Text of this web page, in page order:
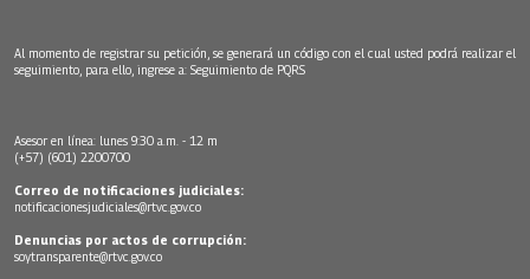
Al momento de registrar su petición, se generará un código con el cual usted podrá realizar el
seguimiento, para ello, ingrese a: Seguimiento de PQRS
Asesor en línea: lunes 9:30 a.m. - 12 m
(+57) (601) 2200700
Correo de notificaciones judiciales:
notificacionesjudiciales@rtvc.gov.co
Denuncias por actos de corrupción:
soytransparente@rtvc.gov.co